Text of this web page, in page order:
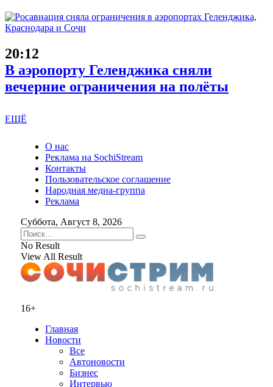
20:12
В аэропорту Геленджика сняли
вечерние ограничения на полёты
ЕЩЁ
О нас
Реклама на SochiStream
Контакты
Пользовательское соглашение
Народная медиа-группа
Реклама
Суббота, Август 8, 2026
No Result
View All Result
16+
Главная
Новости
Все
Автоновости
Бизнес
Интервью